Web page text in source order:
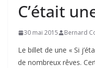
C’était
30 mai 2015 Bernard
Le billet de une « Si
de nombreux rêves.